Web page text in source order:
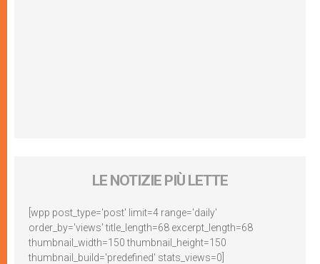
LE NOTIZIE PIÙ LETTE
[wpp post_type='post' limit=4 range='daily'
order_by='views' title_length=68 excerpt_length=68
thumbnail_width=150 thumbnail_height=150
thumbnail_build='predefined' stats_views=0]